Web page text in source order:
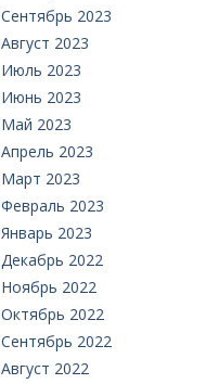
Сентябрь 2023
Август 2023
Июль 2023
Июнь 2023
Май 2023
Апрель 2023
Март 2023
Февраль 2023
Январь 2023
Декабрь 2022
Ноябрь 2022
Октябрь 2022
Сентябрь 2022
Август 2022